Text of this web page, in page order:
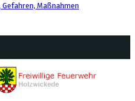
Maßnahmen